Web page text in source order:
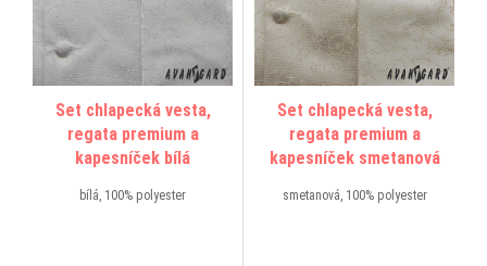
Set chlapecká vesta,
regata premium a
kapesníček bílá
bílá, 100% polyester
Set chlapecká vesta,
regata premium a
kapesníček smetanová
smetanová, 100% polyester